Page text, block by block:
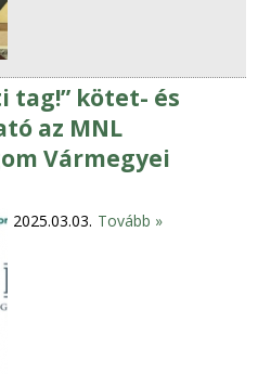
tag!” kötet- és
az MNL
Vármegyei
2025.03.03. Tovább »